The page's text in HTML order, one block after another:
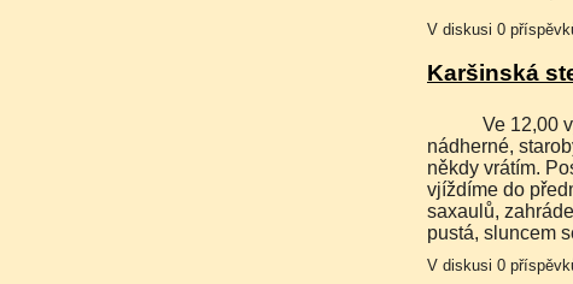
V diskusi 0
Karšinská
Ve 12,00 vyjíždíme z nádraží a necháváme za sebou
nádherné,
někdy vrátím.
vjíždíme do
saxaulů,
pustá, sluncem
V diskusi 0